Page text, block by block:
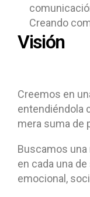
Creando
Visión
Creemos en
entendiéndola
mera suma de
Buscamos
en cada una
emocional,